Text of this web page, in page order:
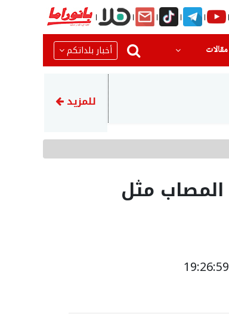
مقالات أخبار بلداتكم
رضيع بحالة حرجةبعد تعرضه
للمزيد
مثل